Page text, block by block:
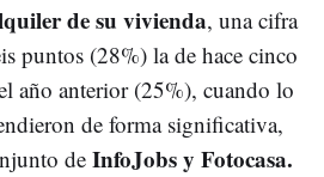
de su vivienda, una cifra
puntos (28%) la de hace cinco
año anterior (25%), cuando lo
de forma significativa,
de InfoJobs y Fotocasa.